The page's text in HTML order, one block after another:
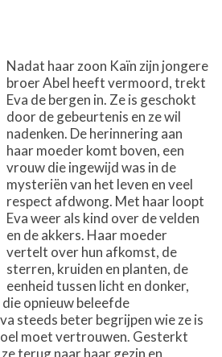
Nadat haar zoon Kaïn zijn jongere
broer Abel heeft vermoord, trekt
Eva de bergen in. Ze is geschokt
door de gebeurtenis en ze wil
nadenken. De herinnering aan
haar moeder komt boven, een
vrouw die ingewijd was in de
mysteriën van het leven en veel
respect afdwong. Met haar loopt
Eva weer als kind over de velden
en de akkers. Haar moeder
vertelt over hun afkomst, de
sterren, kruiden en planten, de
eenheid tussen licht en donker,
opnieuw beleefde
steeds beter begrijpen wie ze is
moet vertrouwen. Gesterkt
terug naar haar gezin en